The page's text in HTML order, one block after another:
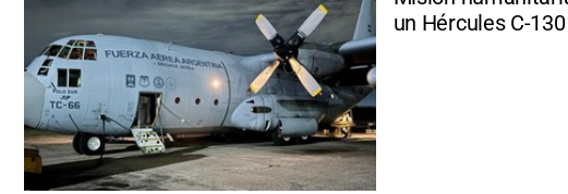
un Hércules C-130